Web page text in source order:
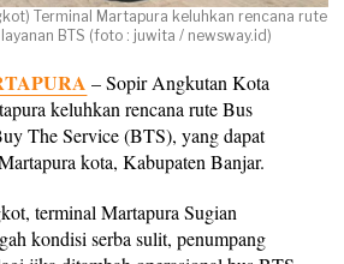
Terminal Martapura keluhkan rencana rute
BTS (foto : juwita / newsway.id)
– Sopir Angkutan Kota
keluhkan rencana rute Bus
The Service (BTS), yang dapat
kota, Kabupaten Banjar.
terminal Martapura Sugian
kondisi serba sulit, penumpang